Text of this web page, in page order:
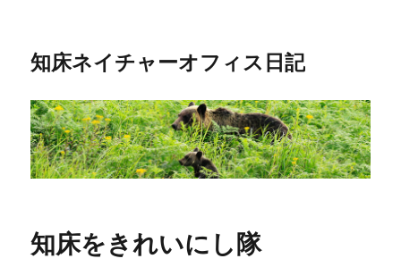
知床ネイチャーオフィス日記
知床をきれいにし隊